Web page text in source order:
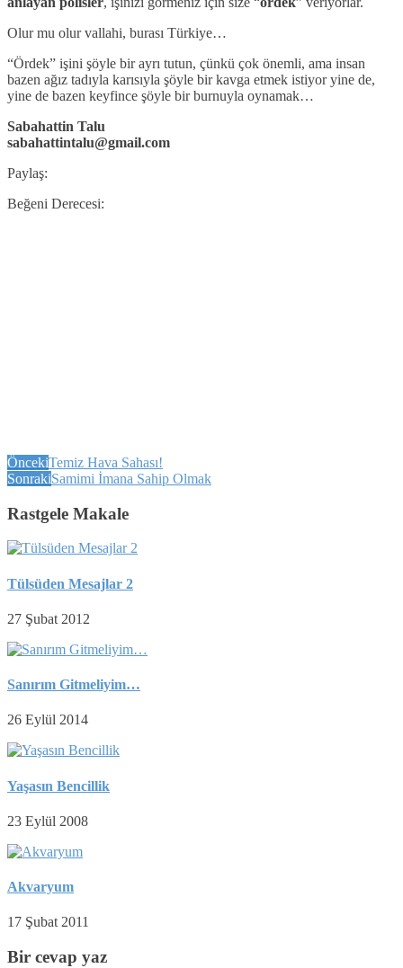
Olur mu olur vallahi, burası Türkiye…
“Ördek” işini şöyle bir ayrı tutun, çünkü çok önemli, ama insan
bazen ağız tadıyla karısıyla şöyle bir kavga etmek istiyor yine de,
yine de bazen keyfince şöyle bir burnuyla oynamak…
Sabahattin Talu
sabahattintalu@gmail.com
Paylaş:
Beğeni Derecesi:
ÖncekiTemiz Hava Sahası!
SonrakiSamimi İmana Sahip Olmak
Rastgele Makale
Tülsüden Mesajlar 2
27 Şubat 2012
Sanırım Gitmeliyim…
26 Eylül 2014
Yaşasın Bencillik
23 Eylül 2008
Akvaryum
17 Şubat 2011
Bir cevap yaz